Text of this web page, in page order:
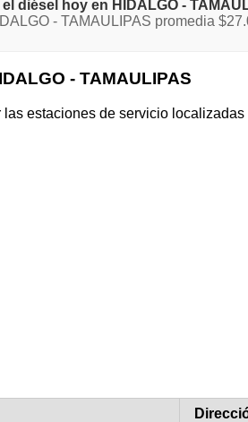
diésel hoy en HIDALGO -
- TAMAULIPAS promedia
- TAMAULIPAS
las estaciones de servicio